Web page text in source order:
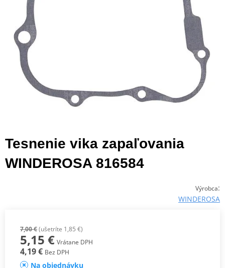
Tesnenie vika zapaľovania
WINDEROSA 816584
Výrobca:
WINDEROSA
7,00 €(ušetríte 1,85 €)
5,15 € Vrátane DPH
4,19 € Bez DPH
Na objednávku